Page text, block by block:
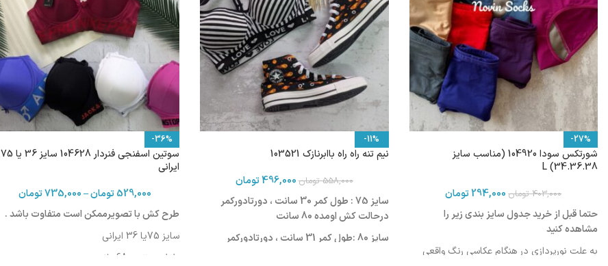
-27%
شورتکس سودا 104920 (مناسب سایز
34.36.38) L
403,000 تومان 294,000تومان
حتما قبل از خرید جدول سایز بندی زیر را
مشاهده کنید
به علت نورپردازی در هنگام عکاسی رنگ واقعی
-11%
نیم تنه راه راه باابرنازک 103521
558,000 تومان 496,000تومان
سایز 75 : طول کمر 30 سانت ، دورتادورکمر
درحالت کش اومده 80 سانت
سایز 80 :طول کمر 31 سانت ، دورتادورکمر
-36%
سوتین اسفنجی فنردار 104628 سایز 36 یا 75
ایرانی
529,000تومان–
735,000تومان
طرح کش با تصویرممکن است متفاوت باشد .
سایز 75یا 36 ایرانی
طول سوتین :68سانت